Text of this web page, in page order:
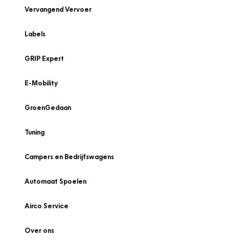
Vervangend Vervoer
Labels
GRIP Expert
E-Mobility
GroenGedaan
Tuning
Campers en Bedrijfswagens
Automaat Spoelen
Airco Service
Over ons